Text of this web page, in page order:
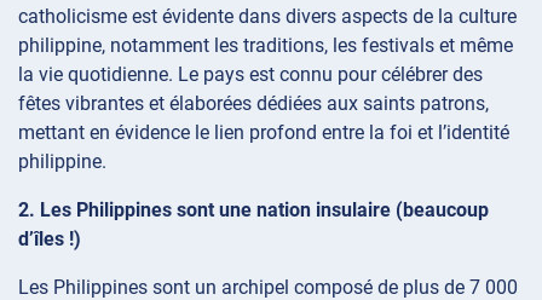
catholicisme est évidente dans divers aspects de la culture
philippine, notamment les traditions, les festivals et même
la vie quotidienne. Le pays est connu pour célébrer des
fêtes vibrantes et élaborées dédiées aux saints patrons,
mettant en évidence le lien profond entre la foi et l’identité
philippine.
2. Les Philippines sont une nation insulaire (beaucoup
d’îles !)
Les Philippines sont un archipel composé de plus de 7 000